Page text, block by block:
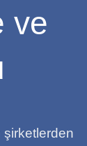
ve
şirketlerden